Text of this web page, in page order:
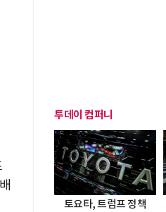
투데이 컴퍼니
토요타, 트럼프 정책